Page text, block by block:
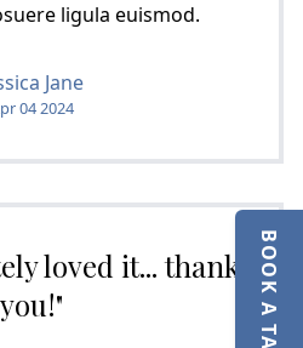
ligula euismod.
Jane
04 2024
loved it... thank
you!"
BOOK A TABLE